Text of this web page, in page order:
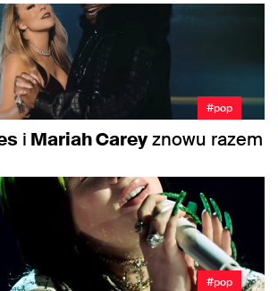
#pop
i Mariah Careyznowu razem
#pop